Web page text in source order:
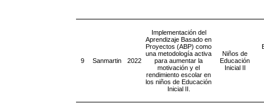
9 Sanmartin 2022
Implementación del
Aprendizaje Basado en
Proyectos (ABP) como
una metodología activa
para aumentar la
motivación y el
rendimiento escolar en
los niños de Educación
Inicial II.
Niños de
Educación
Inicial II